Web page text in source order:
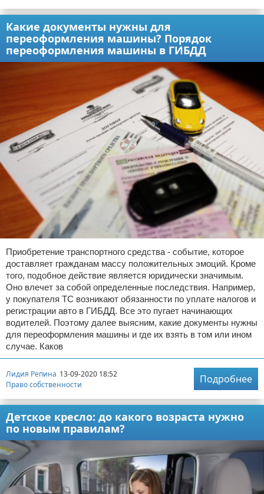
Какие документы нужны для
переоформления машины? Порядок
переоформления машины в ГИБДД
Приобретение транспортного средства - событие, которое
доставляет гражданам массу положительных эмоций. Кроме
того, подобное действие является юридически значимым.
Оно влечет за собой определенные последствия. Например,
у покупателя ТС возникают обязанности по уплате налогов и
регистрации авто в ГИБДД. Все это пугает начинающих
водителей. Поэтому далее выясним, какие документы нужны
для переоформления машины и где их взять в том или ином
случае. Каков
Лидия Репина 13-09-2020 18:52
Право собственности
Подробнее
Детское кресло: до какого возраста нужно
по новым правилам?